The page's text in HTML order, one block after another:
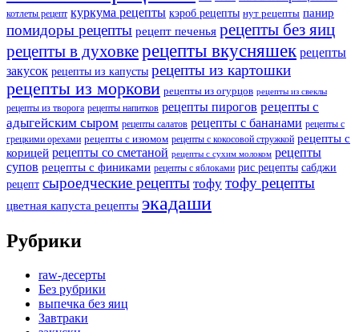
котлеты рецепт куркума рецепты кэроб рецепты нут рецепты панир
помидоры рецепты рецепт печенья рецепты без яиц
рецепты в духовкерецепты вкусняшек рецепты
закусок рецепты из капусты рецепты из картошки
рецепты из моркови рецепты из огурцов рецепты из свеклы
рецепты из творога рецепты напитков рецепты пирогов рецепты с
адыгейским сыром рецепты салатов рецепты с бананами рецепты с
грецкими орехами рецепты с изюмом рецепты с кокосовой стружкой рецепты с
корицей рецепты со сметаной рецепты с сухим молоком рецепты
супов рецепты с финиками рецепты с яблоками рис рецепты сабджи
рецепт сыроедческие рецепты тофу тофу рецепты
цветная капуста рецепты экадаши
Рубрики
raw-десерты
Без рубрики
выпечка без яиц
Завтраки